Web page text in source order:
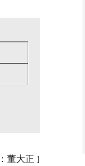
董大正 ]